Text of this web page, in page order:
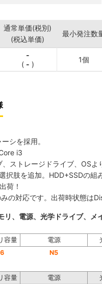
通常単価(税別)
(税込単価)
最小発注数
-
( - )
1個
シを採用。
i3
ストレージドライブ、OS
択肢を追加。HDD+SSDの
荷！
の対応です。出荷時状態は
リ、電源、光学ドライブ、
容量 電源
N5
容量 電源